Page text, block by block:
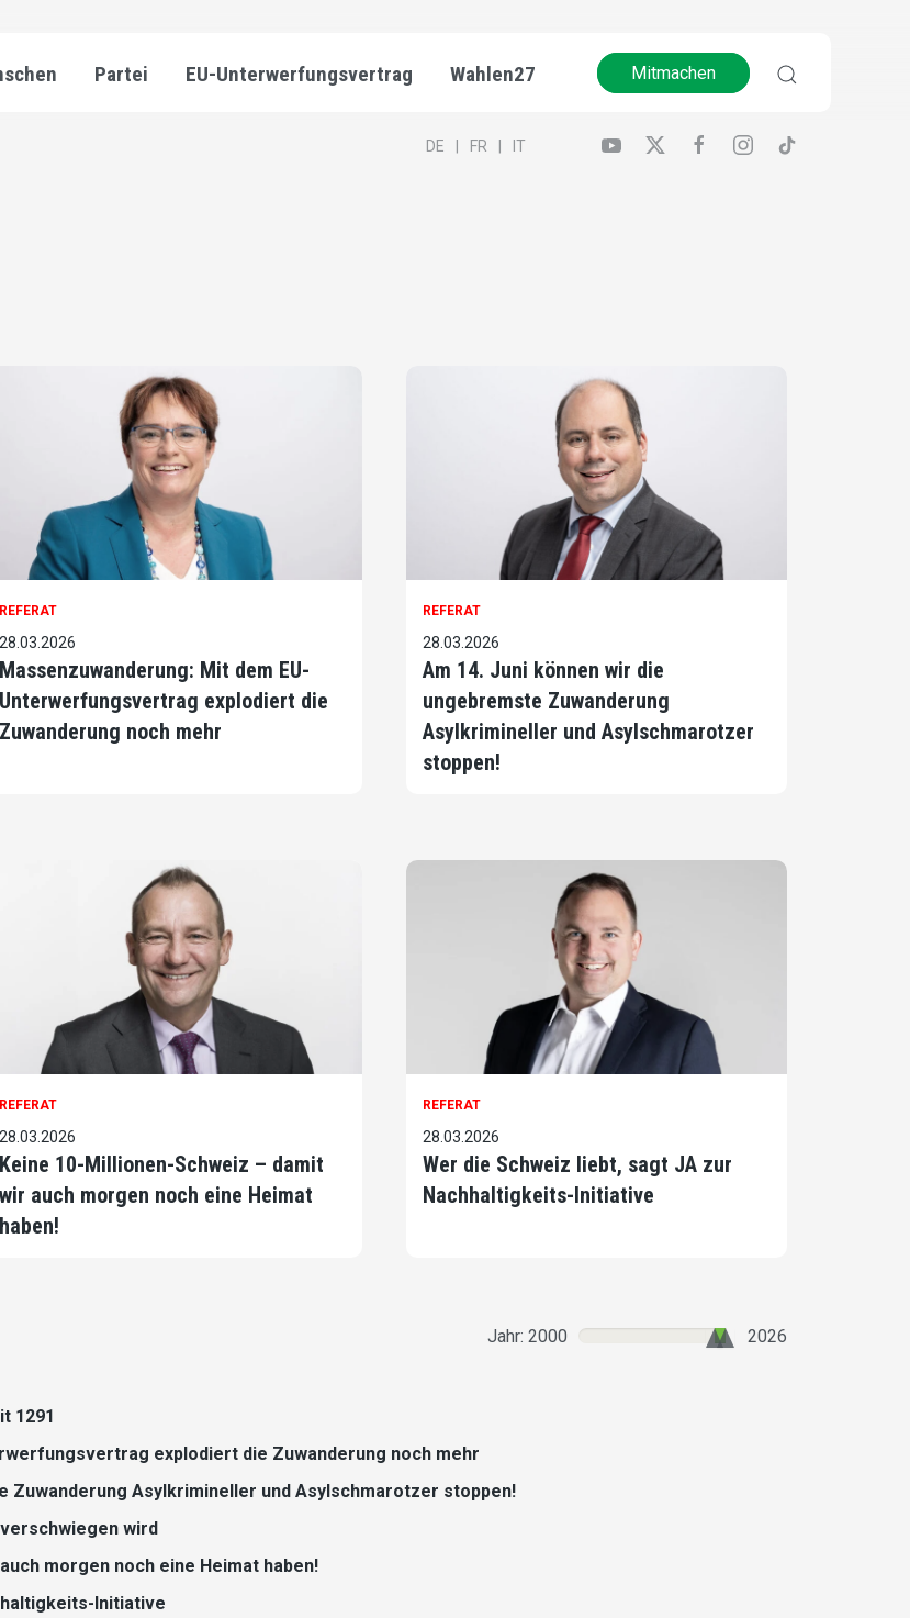
Partei EU-Unterwerfungsvertrag Wahlen27 Mitmachen
DE FR IT
REFERAT
28.03.2026
Massenzuwanderung: Mit dem EU-
Unterwerfungsvertrag explodiert die
Zuwanderung noch mehr
REFERAT
28.03.2026
Am 14. Juni können wir die
ungebremste Zuwanderung
Asylkrimineller und Asylschmarotzer
stoppen!
REFERAT
28.03.2026
Keine 10-Millionen-Schweiz – damit
wir auch morgen noch eine Heimat
haben!
REFERAT
28.03.2026
Wer die Schweiz liebt, sagt JA zur
Nachhaltigkeits-Initiative
Jahr: 2000 2026
1291
explodiert die Zuwanderung noch mehr
Zuwanderung Asylkrimineller und Asylschmarotzer stoppen!
wird
morgen noch eine Heimat haben!
Initiative